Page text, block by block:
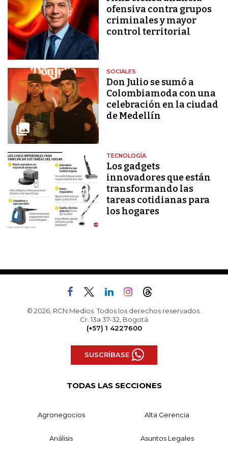
ofensiva contra grupos
criminales y mayor
control territorial
SOCIALES
Don Julio se sumó a
Colombiamoda con una
celebración en la ciudad
de Medellín
TECNOLOGÍA
Los gadgets
innovadores que están
transformando las
tareas cotidianas para
los hogares
© 2026, RCN Medios. Todos los derechos reservados.
Cr. 13a 37-32, Bogotá
(+57) 1 4227600
SUSCRÍBASE
TODAS LAS SECCIONES
Agronegocios Alta Gerencia
Análisis Asuntos Legales